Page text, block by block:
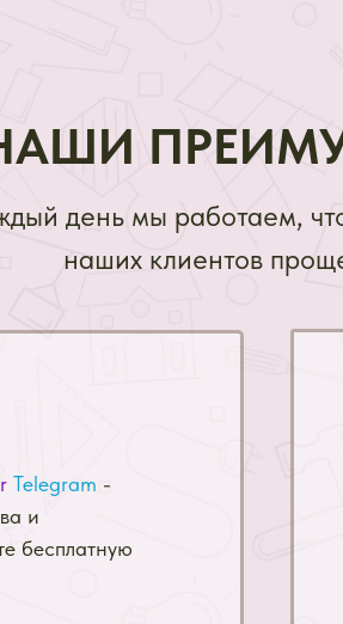
Telegram -
и
бесплатную
день мы работаем,
наших клиентов